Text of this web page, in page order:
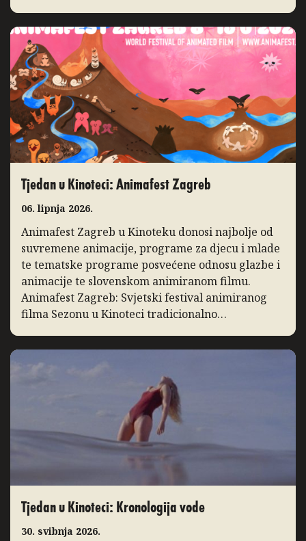
godine bilježimo porast posjećenosti programa,
posebice distribucijskih naslova […]
Tjedan u Kinoteci: Animafest Zagreb
06. lipnja 2026.
Animafest Zagreb u Kinoteku donosi najbolje od
suvremene animacije, programe za djecu i mlade
te tematske programe posvećene odnosu glazbe i
animacije te slovenskom animiranom filmu.
Animafest Zagreb: Svjetski festival animiranog
filma Sezonu u Kinoteci tradicionalno
Animafest Zagreb, manifestacija međunarodnog
ugleda koja svake godine u Zagreb donosi
Tjedan u Kinoteci: Kronologija vode
30. svibnja 2026.